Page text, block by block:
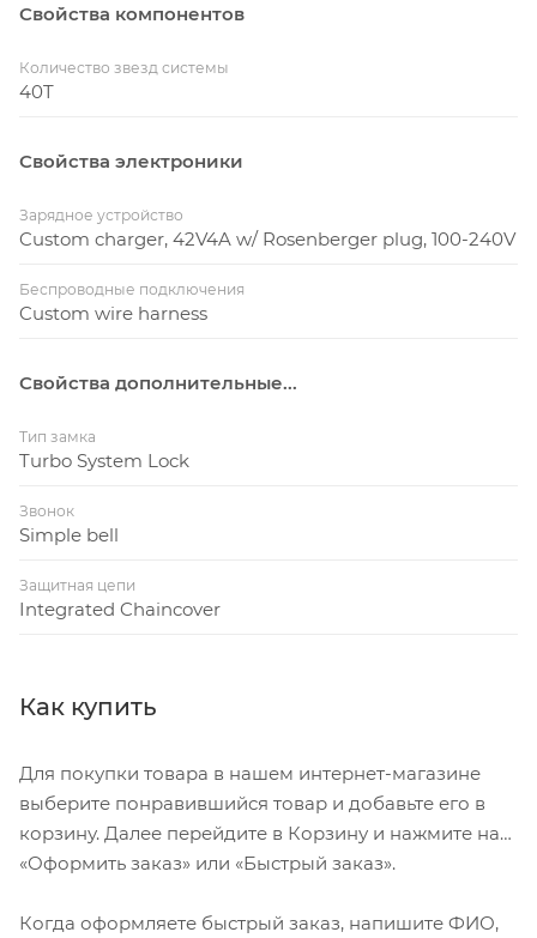
Свойства компонентов
Количество звезд системы
40T
Свойства электроники
Зарядное устройство
Custom charger, 42V4A w/ Rosenberger plug, 100-240V
Беспроводные подключения
Custom wire harness
Свойства дополнительные...
Тип замка
Turbo System Lock
Звонок
Simple bell
Защитная цепи
Integrated Chaincover
Как купить
Для покупки товара в нашем интернет-магазине
выберите понравившийся товар и добавьте его в
корзину. Далее перейдите в Корзину и нажмите на
«Оформить заказ» или «Быстрый заказ».
Когда оформляете быстрый заказ, напишите ФИО,